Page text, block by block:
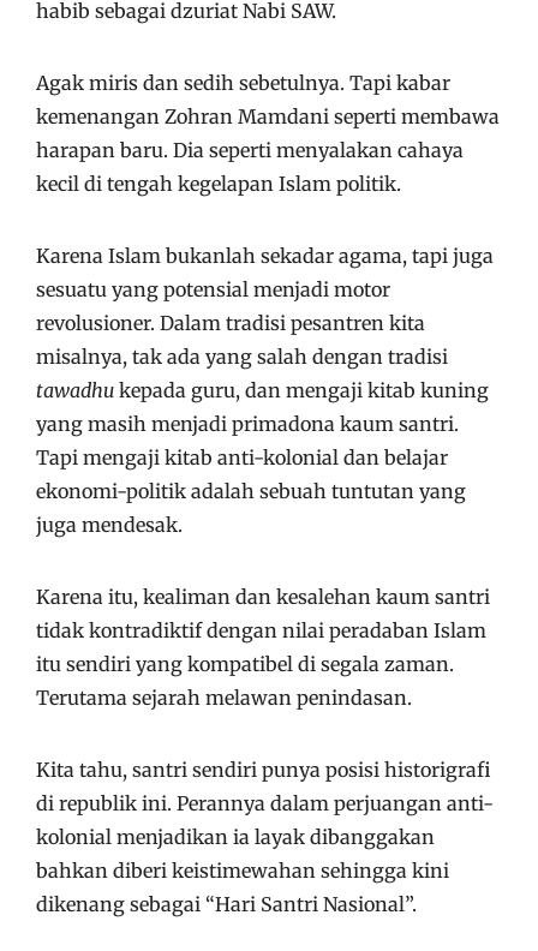
habib sebagai dzuriat Nabi SAW.
Agak miris dan sedih sebetulnya. Tapi kabar
kemenangan Zohran Mamdani seperti membawa
harapan baru. Dia seperti menyalakan cahaya
kecil di tengah kegelapan Islam politik.
Karena Islam bukanlah sekadar agama, tapi juga
sesuatu yang potensial menjadi motor
revolusioner. Dalam tradisi pesantren kita
misalnya, tak ada yang salah dengan tradisi
tawadhu kepada guru, dan mengaji kitab kuning
yang masih menjadi primadona kaum santri.
Tapi mengaji kitab anti-kolonial dan belajar
ekonomi-politik adalah sebuah tuntutan yang
juga mendesak.
Karena itu, kealiman dan kesalehan kaum santri
tidak kontradiktif dengan nilai peradaban Islam
itu sendiri yang kompatibel di segala zaman.
Terutama sejarah melawan penindasan.
Kita tahu, santri sendiri punya posisi historigrafi
di republik ini. Perannya dalam perjuangan anti-
kolonial menjadikan ia layak dibanggakan
bahkan diberi keistimewahan sehingga kini
dikenang sebagai “Hari Santri Nasional”.